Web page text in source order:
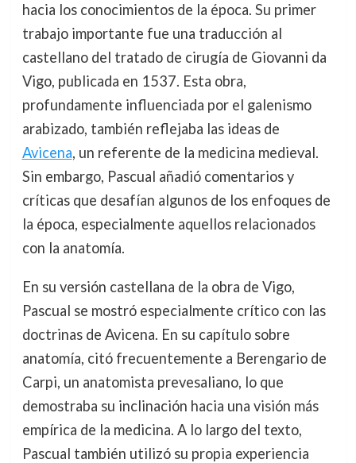
hacia los conocimientos de la época. Su primer
trabajo importante fue una traducción al
castellano del tratado de cirugía de Giovanni da
Vigo, publicada en 1537. Esta obra,
profundamente influenciada por el galenismo
arabizado, también reflejaba las ideas de
Avicena, un referente de la medicina medieval.
Sin embargo, Pascual añadió comentarios y
críticas que desafían algunos de los enfoques de
la época, especialmente aquellos relacionados
con la anatomía.
En su versión castellana de la obra de Vigo,
Pascual se mostró especialmente crítico con las
doctrinas de Avicena. En su capítulo sobre
anatomía, citó frecuentemente a Berengario de
Carpi, un anatomista prevesaliano, lo que
demostraba su inclinación hacia una visión más
empírica de la medicina. A lo largo del texto,
Pascual también utilizó su propia experiencia